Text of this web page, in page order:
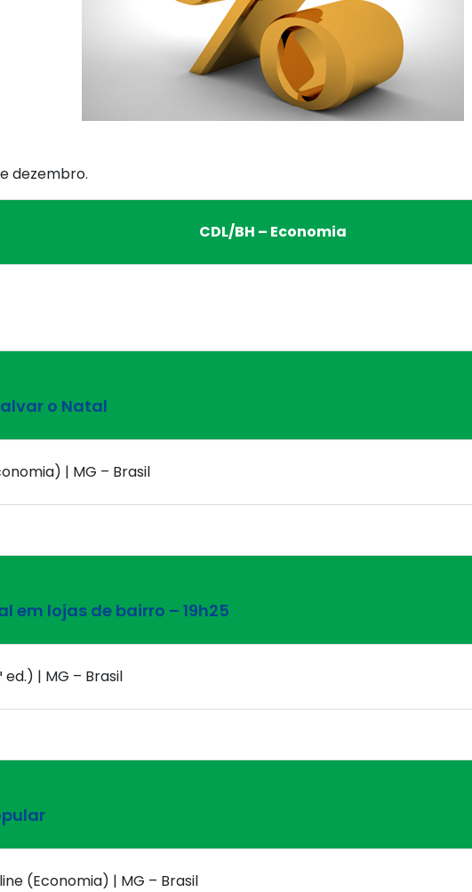
dezembro.
CDL/BH – Economia
o Natal
| MG – Brasil
em lojas de bairro – 19h25
ed.) | MG – Brasil
(Economia) | MG – Brasil